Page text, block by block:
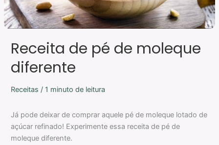
Receita de pé de moleque
diferente
Receitas / 1 minuto de leitura
Já pode deixar de comprar aquele pé de moleque lotado de
açúcar refinado! Experimente essa receita de pé de
moleque diferente.